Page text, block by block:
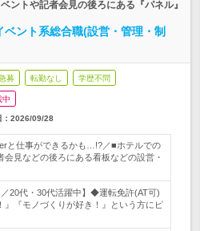
ントや記者会見の後ろにある『パネル』
ント系総合職(設営・管理・制
募 転勤なし 学歴不問
中
2026/09/28
と仕事ができるかも…!?／■ホテルでの
会見などの後ろにある看板などの設営・
／20代・30代活躍中】◆運転免許(AT可)
『モノづくりが好き！』という方にピ